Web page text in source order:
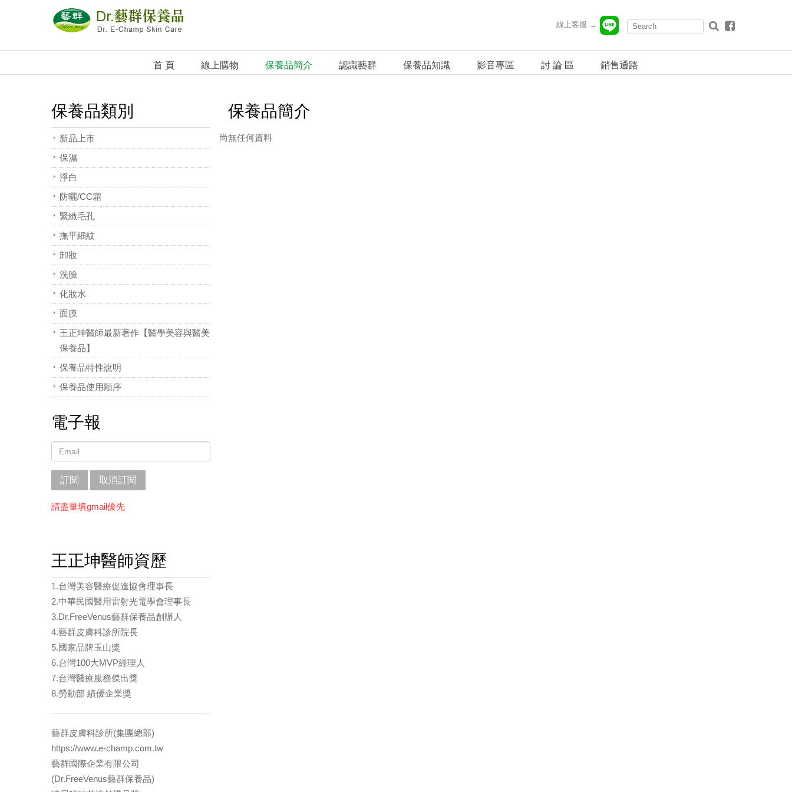
線上客服 →
首 頁 線上購物 保養品簡介 認識藝群 保養品知識 影音專區 討 論 區 銷售通路
保養品簡介
尚無任何資料
保養品類別
新品上市
保濕
淨白
防曬/CC霜
緊緻毛孔
撫平細紋
卸妝
洗臉
化妝水
面膜
王正坤醫師最新著作【醫學美容與醫美
保養品】
保養品特性說明
保養品使用順序
電子報
訂閱 取消訂閱
請盡量填gmail優先
王正坤醫師資歷
1.台灣美容醫療促進協會理事長
2.中華民國醫用雷射光電學會理事長
3.Dr.FreeVenus藝群保養品創辦人
4.藝群皮膚科診所院長
5.國家品牌玉山獎
6.台灣100大MVP經理人
7.台灣醫療服務傑出獎
8.勞動部 績優企業獎
藝群皮膚科診所(集團總部)
https://www.e-champ.com.tw
藝群國際企業有限公司
(Dr.FreeVenus藝群保養品)